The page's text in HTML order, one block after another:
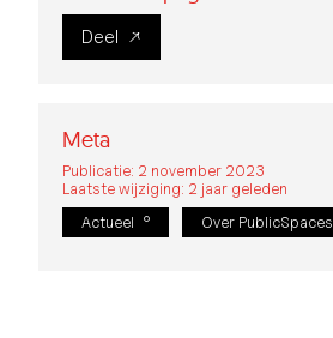
Deel
Meta
Publicatie: 2 november 2023
Laatste wijziging: 2 jaar geleden
Actueel
Over PublicSpaces